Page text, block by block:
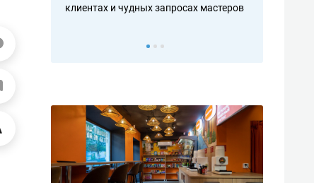
клиентах и чудных запросах мастеров